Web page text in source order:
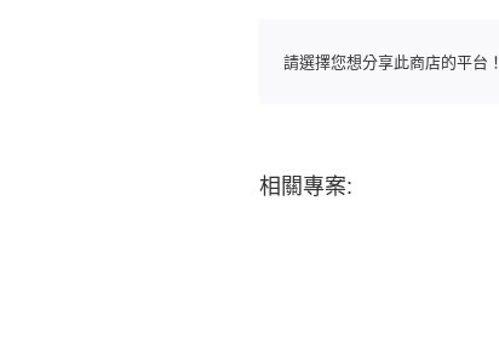
請選擇您想分享此商店的平台！
相關專案: